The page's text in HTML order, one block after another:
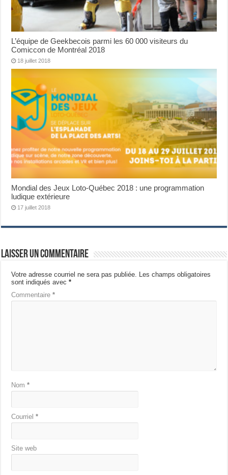
L’équipe de Geekbecois parmi les 60 000 visiteurs du
Comiccon de Montréal 2018
18 juillet 2018
Mondial des Jeux Loto-Québec 2018 : une programmation
ludique extérieure
17 juillet 2018
Laisser un commentaire
Votre adresse courriel ne sera pas publiée. Les champs obligatoires
sont indiqués avec*
Commentaire*
Nom*
Courriel*
Site web